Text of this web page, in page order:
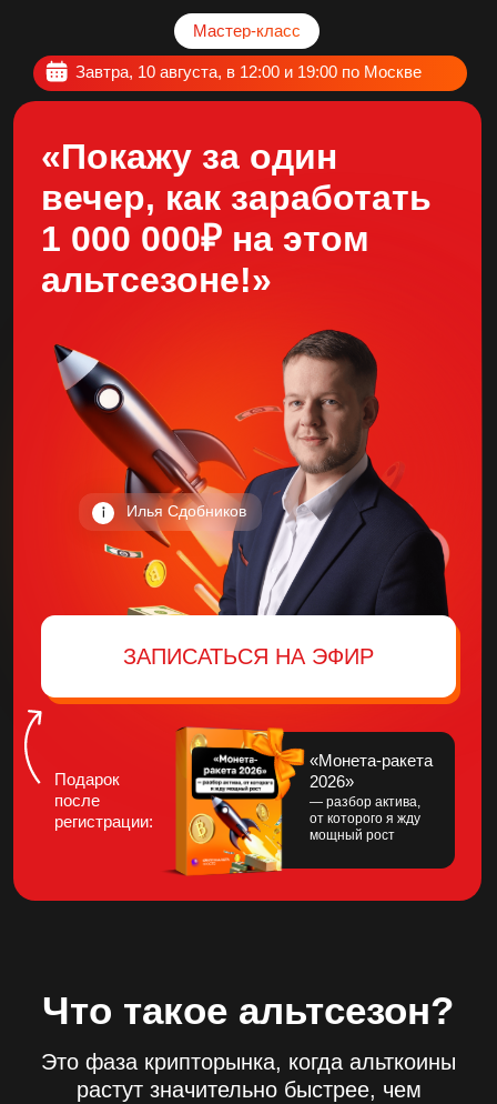
от которого я жду
вечер, как заработать
1 000 000₽ на этом
альтсезоне!»
Подарок
«Монета-ракета
Мастер-класс
Завтра, 10 августа, в 12:00 и 19:00 по Москве
Илья Сдобников
ЗАПИСАТЬСЯ НА ЭФИР
Это фаза крипторынка, когда альткоины
растут значительно быстрее, чем
биткоин.
$8 → $1400
Рост в 175 раз
Ethereum
Что такое альтсезон?
$0.006 → $3.8
Ripple